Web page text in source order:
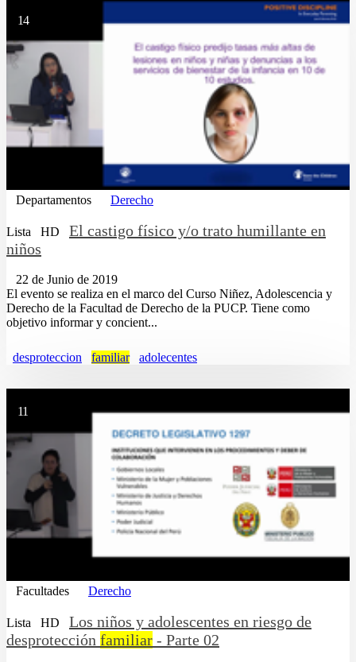
14
Departamentos Derecho
Lista HD
El castigo físico y/o trato humillante en
niños
22 de Junio de 2019
El evento se realiza en el marco del Curso Niñez, Adolescencia y
Derecho de la Facultad de Derecho de la PUCP. Tiene como
objetivo informar y concient...
desproteccion familiar adolecentes
11
Facultades Derecho
Lista HD
Los niños y adolescentes en riesgo de
desprotección familiar - Parte 02